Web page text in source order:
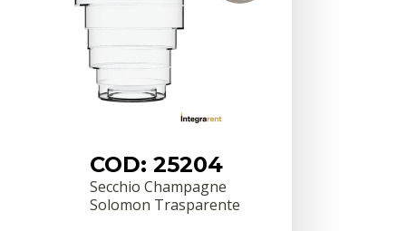
COD: 25204
Secchio Champagne
Solomon Trasparente